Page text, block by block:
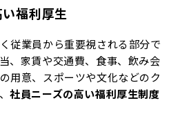
福利厚生
従業員から重要視される部分で
、家賃や交通費、食事、飲み会
用意、スポーツや文化などのク
社員ニーズの高い福利厚生制度